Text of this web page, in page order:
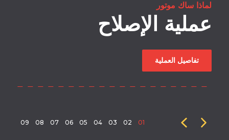
تفاصيل العملية
لماذا ساك موتور
عملية الإصلاح
01
02
03
04
05
06
07
08
09